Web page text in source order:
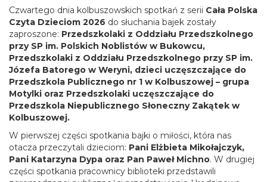
Czwartego dnia kolbuszowskich spotkań z serii Cała Polska
Czyta Dzieciom 2026 do słuchania bajek zostały
zaproszone: Przedszkolaki z Oddziału Przedszkolnego
przy SP im. Polskich Noblistów w Bukowcu,
Przedszkolaki z Oddziału Przedszkolnego przy SP im.
Józefa Batorego w Weryni, dzieci uczęszczające do
Przedszkola Publicznego nr 1 w Kolbuszowej – grupa
Motylki oraz Przedszkolaki uczęszczające do
Przedszkola Niepublicznego Słoneczny Zakątek w
Kolbuszowej.
W pierwszej części spotkania bajki o miłości, która nas
otacza przeczytali dzieciom: Pani Elżbieta Mikołajczyk,
Pani Katarzyna Dypa oraz Pan Paweł Michno. W drugiej
części spotkania pracownicy biblioteki przedstawili